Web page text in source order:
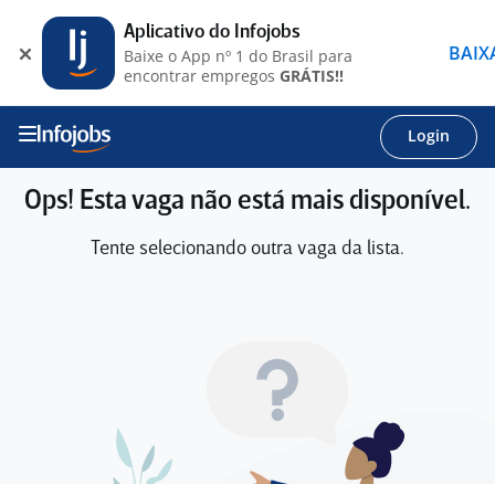
Login
Ops! Esta vaga não está mais disponível.
Tente selecionando outra vaga da lista.
Aplicativo do Infojobs
Baixe o App nº 1 do Brasil para
encontrar empregos GRÁTIS!!